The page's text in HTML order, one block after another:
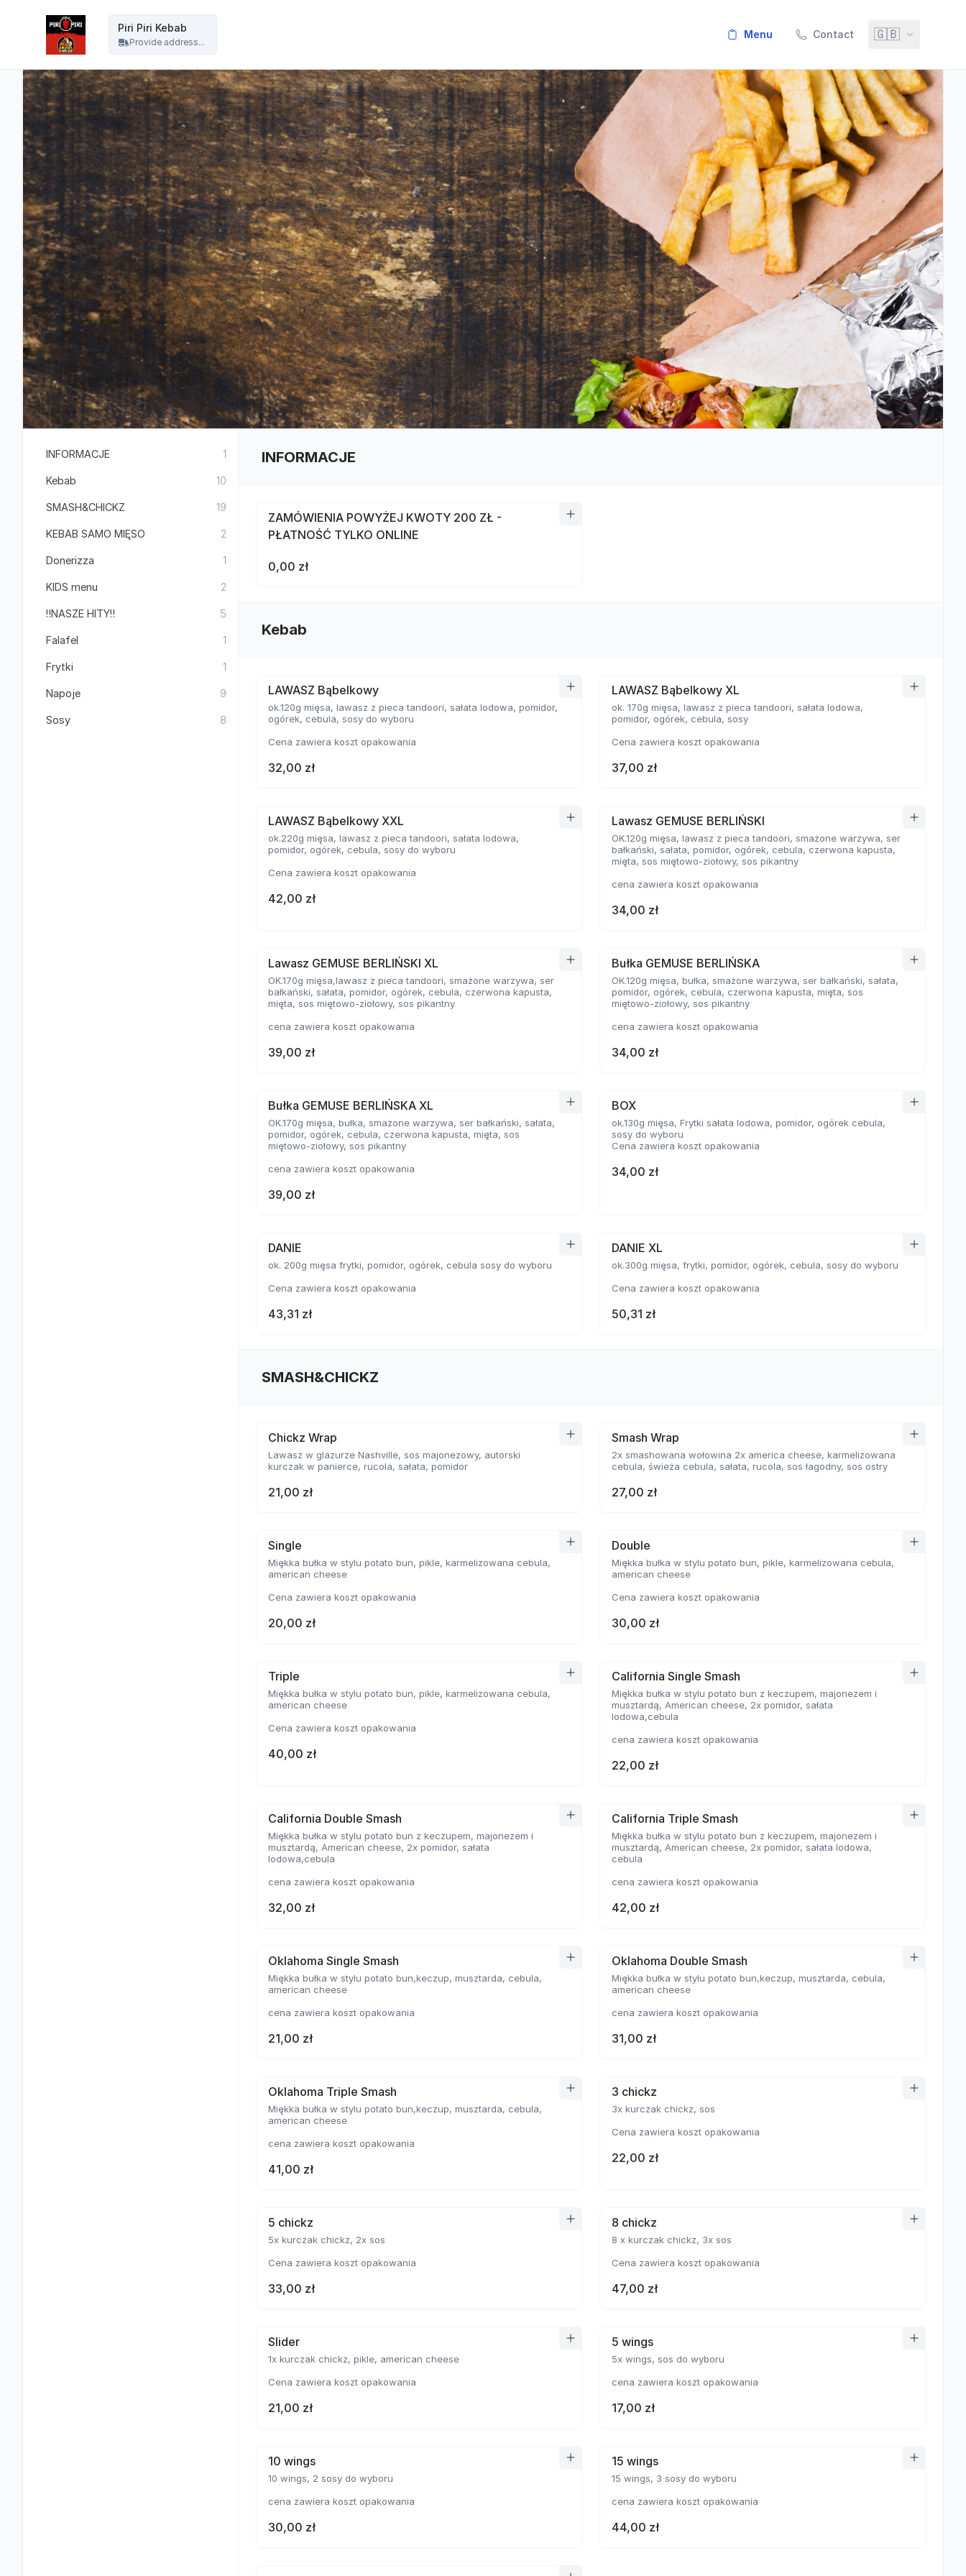
Piri Piri Kebab
Provide address...
menu Contact 🇬🇧
INFORMACJE 1
Kebab 10
SMASH&CHICKZ 19
KEBAB SAMO MIĘSO 2
Donerizza 1
KIDS menu 2
‼️NASZE HITY‼️ 5
Falafel 1
Frytki 1
Napoje 9
Sosy 8
INFORMACJE
ZAMÓWIENIA POWYŻEJ KWOTY 200 ZŁ -
PŁATNOŚĆ TYLKO ONLINE
0,00 zł
Kebab
LAWASZ Bąbelkowy
ok.120g mięsa, lawasz z pieca tandoori, sałata lodowa, pomidor,
ogórek, cebula, sosy do wyboru
Cena zawiera koszt opakowania
32,00 zł
LAWASZ Bąbelkowy XL
ok. 170g mięsa, lawasz z pieca tandoori, sałata lodowa,
pomidor, ogórek, cebula, sosy
Cena zawiera koszt opakowania
37,00 zł
LAWASZ Bąbelkowy XXL
ok.220g mięsa, lawasz z pieca tandoori, sałata lodowa,
pomidor, ogórek, cebula, sosy do wyboru
Cena zawiera koszt opakowania
42,00 zł
Lawasz GEMUSE BERLIŃSKI
OK.120g mięsa, lawasz z pieca tandoori, smażone warzywa, ser
bałkański, sałata, pomidor, ogórek, cebula, czerwona kapusta,
mięta, sos miętowo-ziołowy, sos pikantny
cena zawiera koszt opakowania
34,00 zł
Lawasz GEMUSE BERLIŃSKI XL
OK.170g mięsa,lawasz z pieca tandoori, smażone warzywa, ser
bałkański, sałata, pomidor, ogórek, cebula, czerwona kapusta,
mięta, sos miętowo-ziołowy, sos pikantny
cena zawiera koszt opakowania
39,00 zł
Bułka GEMUSE BERLIŃSKA
OK.120g mięsa, bułka, smażone warzywa, ser bałkański, sałata,
pomidor, ogórek, cebula, czerwona kapusta, mięta, sos
miętowo-ziołowy, sos pikantny
cena zawiera koszt opakowania
34,00 zł
Bułka GEMUSE BERLIŃSKA XL
OK.170g mięsa, bułka, smażone warzywa, ser bałkański, sałata,
pomidor, ogórek, cebula, czerwona kapusta, mięta, sos
miętowo-ziołowy, sos pikantny
cena zawiera koszt opakowania
39,00 zł
BOX
ok.130g mięsa, Frytki sałata lodowa, pomidor, ogórek cebula,
sosy do wyboru
Cena zawiera koszt opakowania
34,00 zł
DANIE
ok. 200g mięsa frytki, pomidor, ogórek, cebula sosy do wyboru
Cena zawiera koszt opakowania
43,31 zł
DANIE XL
ok.300g mięsa, frytki, pomidor, ogórek, cebula, sosy do wyboru
Cena zawiera koszt opakowania
50,31 zł
SMASH&CHICKZ
Chickz Wrap
Lawasz w glazurze Nashville, sos majonezowy, autorski
kurczak w panierce, rucola, sałata, pomidor
21,00 zł
Smash Wrap
2x smashowana wołowina 2x america cheese, karmelizowana
cebula, świeża cebula, sałata, rucola, sos łagodny, sos ostry
27,00 zł
Single
Miękka bułka w stylu potato bun, pikle, karmelizowana cebula,
american cheese
Cena zawiera koszt opakowania
20,00 zł
Double
Miękka bułka w stylu potato bun, pikle, karmelizowana cebula,
american cheese
Cena zawiera koszt opakowania
30,00 zł
Triple
Miękka bułka w stylu potato bun, pikle, karmelizowana cebula,
american cheese
Cena zawiera koszt opakowania
40,00 zł
California Single Smash
Miękka bułka w stylu potato bun z keczupem, majonezem i
musztardą, American cheese, 2x pomidor, sałata
lodowa,cebula
cena zawiera koszt opakowania
22,00 zł
California Double Smash
Miękka bułka w stylu potato bun z keczupem, majonezem i
musztardą, American cheese, 2x pomidor, sałata
lodowa,cebula
cena zawiera koszt opakowania
32,00 zł
California Triple Smash
Miękka bułka w stylu potato bun z keczupem, majonezem i
musztardą, American cheese, 2x pomidor, sałata lodowa,
cebula
cena zawiera koszt opakowania
42,00 zł
Oklahoma Single Smash
Miękka bułka w stylu potato bun,keczup, musztarda, cebula,
american cheese
cena zawiera koszt opakowania
21,00 zł
Oklahoma Double Smash
Miękka bułka w stylu potato bun,keczup, musztarda, cebula,
american cheese
cena zawiera koszt opakowania
31,00 zł
Oklahoma Triple Smash
Miękka bułka w stylu potato bun,keczup, musztarda, cebula,
american cheese
cena zawiera koszt opakowania
41,00 zł
3 chickz
3x kurczak chickz, sos
Cena zawiera koszt opakowania
22,00 zł
5 chickz
5x kurczak chickz, 2x sos
Cena zawiera koszt opakowania
33,00 zł
8 chickz
8 x kurczak chickz, 3x sos
Cena zawiera koszt opakowania
47,00 zł
Slider
1x kurczak chickz, pikle, american cheese
Cena zawiera koszt opakowania
21,00 zł
5 wings
5x wings, sos do wyboru
cena zawiera koszt opakowania
17,00 zł
10 wings
10 wings, 2 sosy do wyboru
cena zawiera koszt opakowania
30,00 zł
15 wings
15 wings, 3 sosy do wyboru
cena zawiera koszt opakowania
44,00 zł